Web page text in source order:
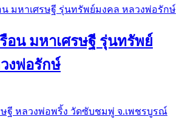
อน มหาเศรษฐี รุ่นทรัพย์
งพ่อรักษ์